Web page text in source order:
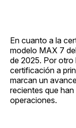
En cuanto a la
modelo MAX 7
de 2025. Por otro
certificación a
marcan un
recientes que
operaciones.